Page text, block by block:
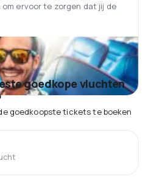
ervoor te zorgen dat jij de
goedkope vluchten
goedkoopste tickets te boeken